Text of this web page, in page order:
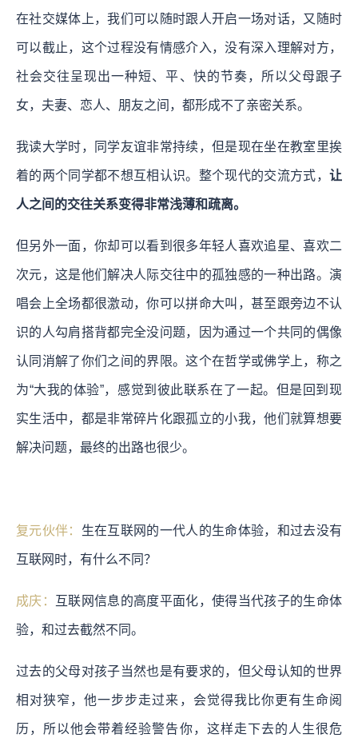
在社交媒体上，我们可以随时跟人开启一场对话，又随时
可以截止，这个过程没有情感介入，没有深入理解对方，
社会交往呈现出一种短、平、快的节奏，所以父母跟子
女，夫妻、恋人、朋友之间，都形成不了亲密关系。
我读大学时，同学友谊非常持续，但是现在坐在教室里挨
着的两个同学都不想互相认识。整个现代的交流方式， 让
人之间的交往关系变得非常浅薄和疏离。
但另外一面，你却可以看到很多年轻人喜欢追星、喜欢二
次元，这是他们解决人际交往中的孤独感的一种出路。演
唱会上全场都很激动，你可以拼命大叫，甚至跟旁边不认
识的人勾肩搭背都完全没问题，因为通过一个共同的偶像
认同消解了你们之间的界限。这个在哲学或佛学上，称之
为“大我的体验”，感觉到彼此联系在了一起。但是回到现
实生活中，都是非常碎片化跟孤立的小我，他们就算想要
解决问题，最终的出路也很少。
复元伙伴： 生在互联网的一代人的生命体验，和过去没有
互联网时，有什么不同？
成庆： 互联网信息的高度平面化，使得当代孩子的生命体
验，和过去截然不同。
过去的父母对孩子当然也是有要求的，但父母认知的世界
相对狭窄，他一步步走过来，会觉得我比你更有生命阅
历，所以他会带着经验警告你，这样走下去的人生很危